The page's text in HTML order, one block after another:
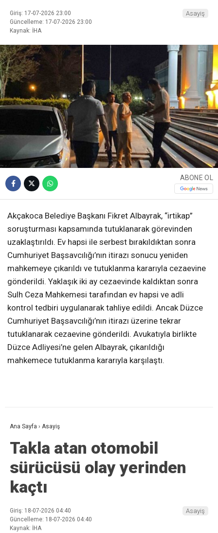
Giriş: 17-07-2026 23:00
Güncelleme: 17-07-2026 23:00
Kaynak: İHA
Asayiş
ABONE OL
Akçakoca Belediye Başkanı Fikret Albayrak, “irtikap”
soruşturması kapsamında tutuklanarak görevinden
uzaklaştırıldı. Ev hapsi ile serbest bırakıldıktan sonra
Cumhuriyet Başsavcılığı’nın itirazı sonucu yeniden
mahkemeye çıkarıldı ve tutuklanma kararıyla cezaevine
gönderildi. Yaklaşık iki ay cezaevinde kaldıktan sonra
Sulh Ceza Mahkemesi tarafından ev hapsi ve adli
kontrol tedbiri uygulanarak tahliye edildi. Ancak Düzce
Cumhuriyet Başsavcılığı’nın itirazı üzerine tekrar
tutuklanarak cezaevine gönderildi. Avukatıyla birlikte
Düzce Adliyesi’ne gelen Albayrak, çıkarıldığı
mahkemece tutuklanma kararıyla karşılaştı.
Ana Sayfa › Asayiş
Takla atan otomobil
sürücüsü olay yerinden
kaçtı
Giriş: 18-07-2026 04:40
Güncelleme: 18-07-2026 04:40
Kaynak: İHA
Asayiş